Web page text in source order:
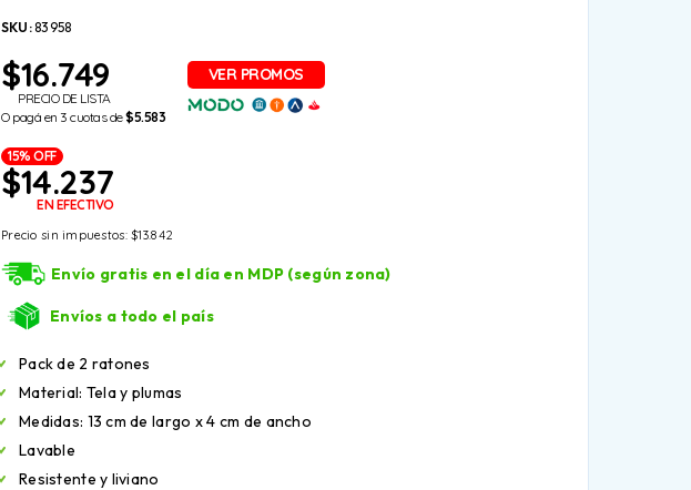
SKU:83958
$16.749
PRECIO DE LISTA
O pagá en 3 cuotas de$5.583
15% OFF
$14.237
EN EFECTIVO
Precio sin impuestos:$13.842
Envío gratis en el día en MDP (según zona)
Envíos a todo el país
Pack de 2 ratones
Material: Tela y plumas
Medidas: 13 cm de largo x 4 cm de ancho
Lavable
Resistente y liviano